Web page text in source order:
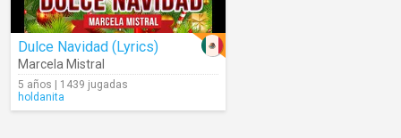
Dulce Navidad (Lyrics)
Marcela Mistral
5 años | 1439 jugadas
holdanita